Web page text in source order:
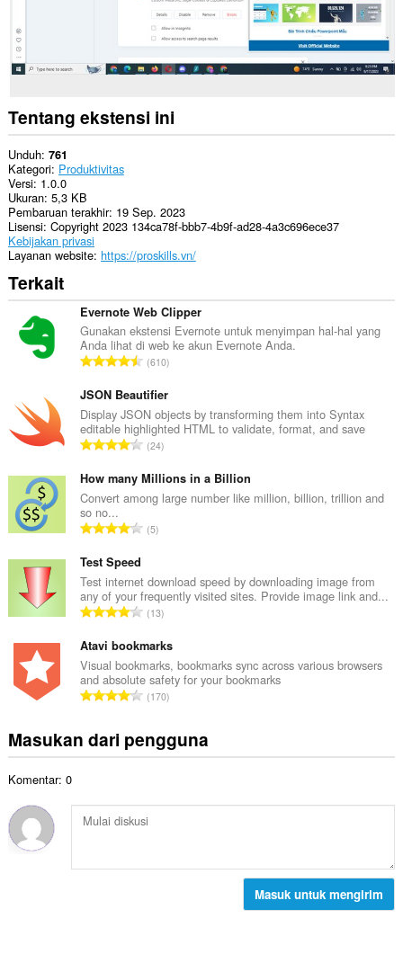
Tentang ekstensi ini
Unduh 761
Kategori Produktivitas
Versi 1.0.0
Ukuran 5,3 KB
Pembaruan terakhir 19 Sep. 2023
Lisensi Copyright 2023 134ca78f-bbb7-4b9f-ad28-4a3c696ece37
Kebijakan privasi
Layanan website https://proskills.vn/
Terkait
Evernote Web Clipper
Gunakan ekstensi Evernote untuk menyimpan hal-hal yang
Anda lihat di web ke akun Evernote Anda.
J
m
l
a
h
o
t
a
e
n
d
p
a
t
:
610
JSON Beautifier
Display JSON objects by transforming them into Syntax
editable highlighted HTML to validate, format, and save
J
m
l
h
t
a
p
e
n
d
p
a
24
How many Millions in a Billion
Convert among large number like million, billion, trillion and
so no...
J
l
a
h
o
t
a
e
n
p
:
5
Test Speed
Test internet download speed by downloading image from
any of your frequently visited sites. Provide image link and...
J
m
l
a
h
o
t
p
e
13
Atavi bookmarks
Visual bookmarks, bookmarks sync across various browsers
and absolute safety for your bookmarks
J
l
t
o
l
170
Masukan dari pengguna
Komentar: 0
Masuk untuk mengirim